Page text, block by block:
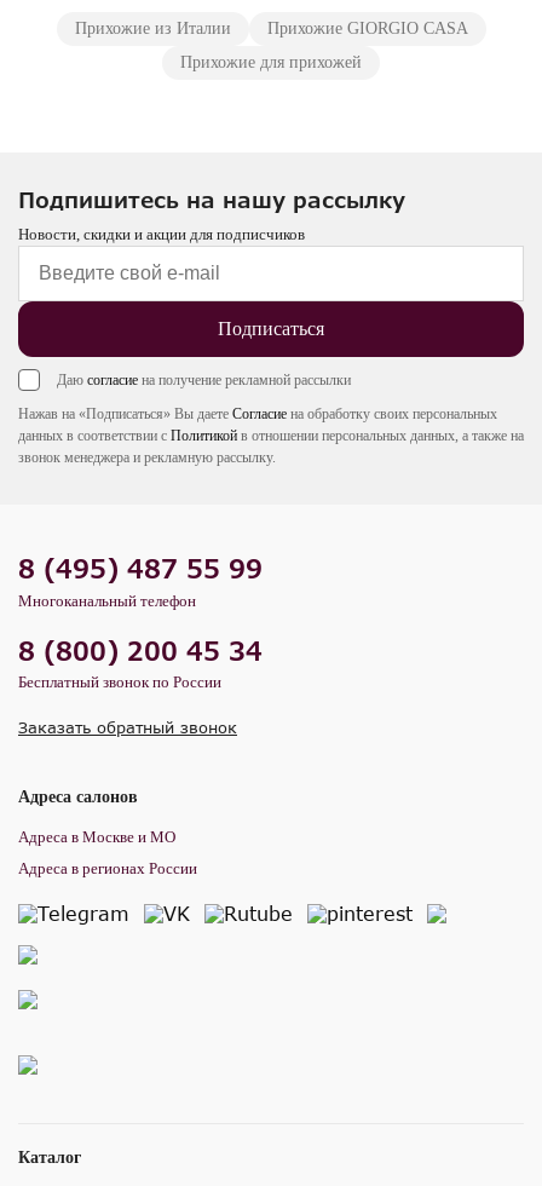
Прихожие из Италии
Прихожие GIORGIO CASA
Прихожие для прихожей
Подпишитесь на нашу рассылку
Новости, скидки и акции для подписчиков
Подписаться
Даю согласие на получение рекламной рассылки
Нажав на «Подписаться» Вы даете Согласие на обработку своих персональных
данных в соответствии с Политикой в отношении персональных данных, а также на
звонок менеджера и рекламную рассылку.
Каталог
8 (495) 487 55 99
Многоканальный телефон
8 (800) 200 45 34
Бесплатный звонок по России
Заказать обратный звонок
Адреса салонов
Адреса в Москве и МО
Адреса в регионах России